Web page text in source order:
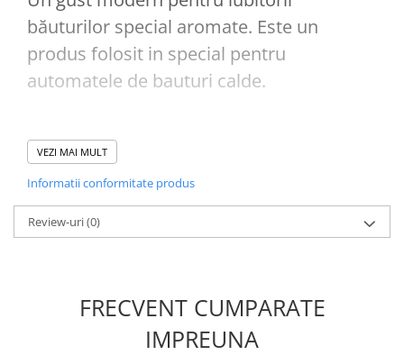
băuturilor special aromate. Este un
produs folosit in special pentru
automatele de bauturi calde.
Pentru un gust desavarsit, se recomanda
un dozaj de 22-25g/ 200ml apa.
Moka Irish Cream este ambalat la punga
de 1kg. Un bax contine 10 pungi.
VEZI MAI MULT
Informatii conformitate produs
Review-uri(0)
FRECVENT CUMPARATE
IMPREUNA